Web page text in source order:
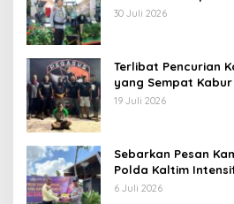
Karolog dan
30 Juli 2026
Terlibat Pencurian
yang Sempat
Tim Gabungan di
19 Juli 2026
Sebarkan Pesan
Polda Kaltim
Spanduk serta
6 Juli 2026